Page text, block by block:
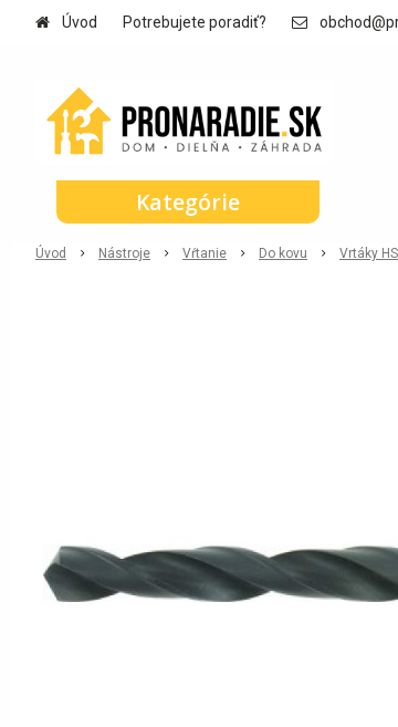
Úvod Potrebujete poradiť?
Úvod Nástroje Vŕtanie Do kovu Vrtáky
Kategórie